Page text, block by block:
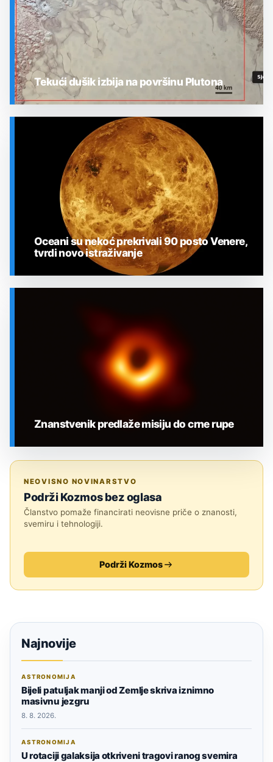
Tekući dušik izbija na površinu Plutona
Oceani su nekoć prekrivali 90 posto Venere,
tvrdi novo istraživanje
Znanstvenik predlaže misiju do crne rupe
NEOVISNO NOVINARSTVO
Podrži Kozmos bez oglasa
Članstvo pomaže financirati neovisne priče o znanosti,
svemiru i tehnologiji.
Podrži Kozmos
Najnovije
ASTRONOMIJA
Bijeli patuljak manji od Zemlje skriva iznimno
masivnu jezgru
8. 8. 2026.
ASTRONOMIJA
U rotaciji galaksija otkriveni tragovi ranog svemira